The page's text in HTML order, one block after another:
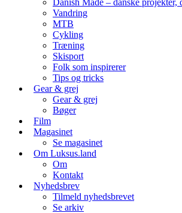
Danish Made – danske projekter,
Vandring
MTB
Cykling
Træning
Skisport
Folk som inspirerer
Tips og tricks
Gear & grej
Gear & grej
Bøger
Film
Magasinet
Se magasinet
Om Luksus.land
Om
Kontakt
Nyhedsbrev
Tilmeld nyhedsbrevet
Se arkiv